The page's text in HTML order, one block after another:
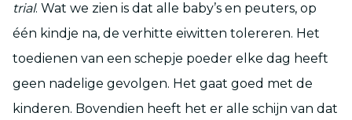
trial. Wat we zien is dat alle baby’s en peuters, op
één kindje na, de verhitte eiwitten tolereren. Het
toedienen van een schepje poeder elke dag heeft
geen nadelige gevolgen. Het gaat goed met de
kinderen. Bovendien heeft het er alle schijn van dat